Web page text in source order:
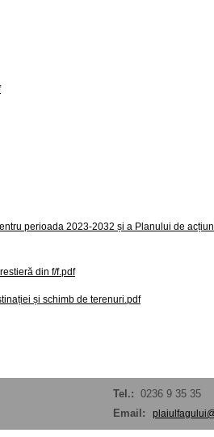
perioada 2023-2032 și a Planului de
din f/f.pdf
și schimb de terenuri.pdf
Tel.: 0236 9 35 35
Email: